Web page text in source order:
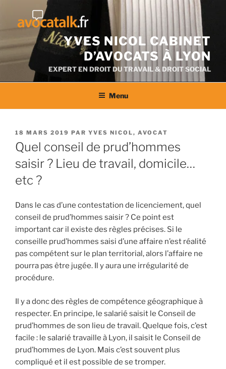
contenu
YVES NICOL CABINET
D’AVOCATS À LYON
EXPERT EN DROIT DU TRAVAIL & DROIT SOCIAL
Menu
PUBLIÉ
LE
18 MARS 2019 PAR YVES NICOL, AVOCAT
Quel conseil de prud’hommes
saisir ? Lieu de travail, domicile…
etc ?
Dans le cas d’une contestation de licenciement, quel
conseil de prud’hommes saisir ? Ce point est
important car il existe des règles précises. Si le
conseille prud’hommes saisi d’une affaire n’est réalité
pas compétent sur le plan territorial, alors l’affaire ne
pourra pas être jugée. Il y aura une irrégularité de
procédure.
Il y a donc des règles de compétence géographique à
respecter. En principe, le salarié saisit le Conseil de
prud’hommes de son lieu de travail. Quelque fois, c’est
facile : le salarié travaille à Lyon, il saisit le Conseil de
prud’hommes de Lyon. Mais c’est souvent plus
compliqué et il est possible de se tromper.